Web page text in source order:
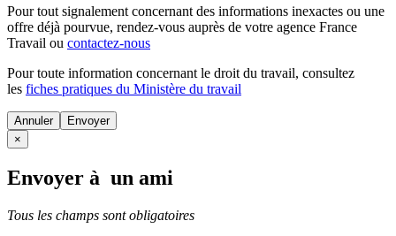
Pour tout signalement concernant des informations inexactes ou une
offre déjà pourvue, rendez-vous auprès de votre agence France
Travail ou contactez-nous
Pour toute information concernant le droit du travail, consultez
les fiches pratiques du Ministère du travail
Annuler
×
Envoyer à un ami
Tous les champs sont obligatoires